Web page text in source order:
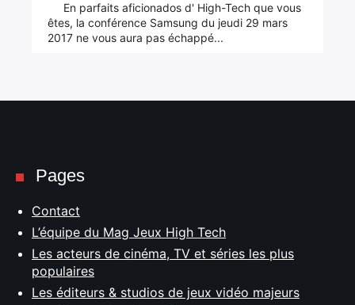
En parfaits aficionados d' High-Tech que vous
êtes, la conférence Samsung du jeudi 29 mars
2017 ne vous aura pas échappé...
Pages
Contact
L’équipe du Mag Jeux High Tech
Les acteurs de cinéma, TV et séries les plus
populaires
Les éditeurs & studios de jeux vidéo majeurs